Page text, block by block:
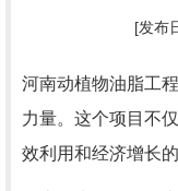
[发布
河南动植物油脂工
力量。这个项目不
效利用和经济增长的